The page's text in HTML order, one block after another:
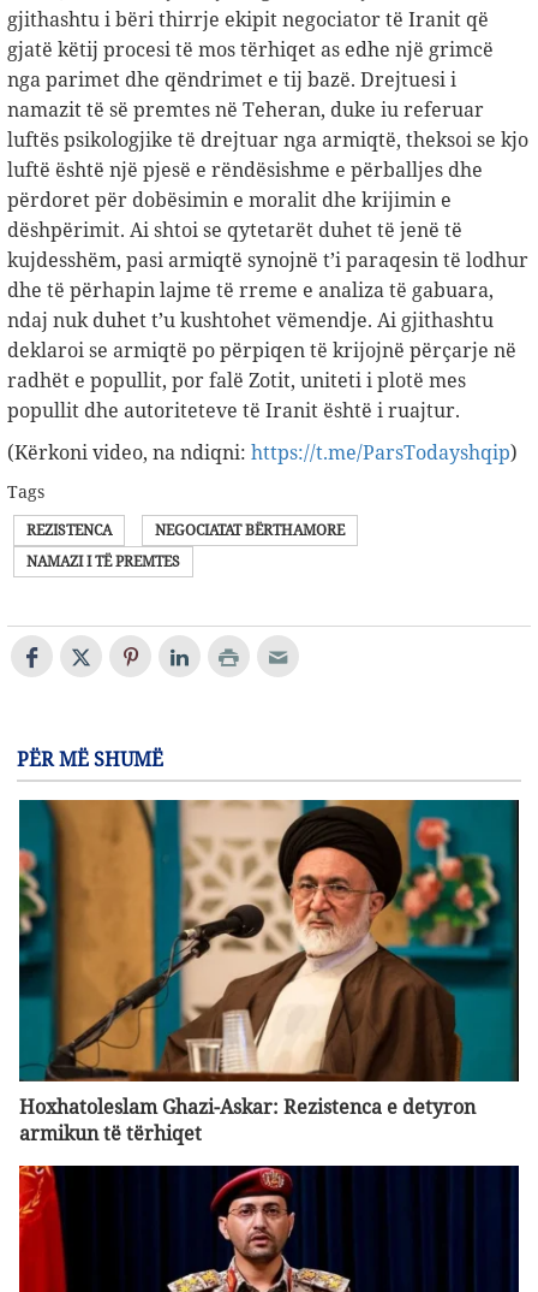
gjithashtu i bëri thirrje ekipit negociator të Iranit që
gjatë këtij procesi të mos tërhiqet as edhe një grimcë
nga parimet dhe qëndrimet e tij bazë. Drejtuesi i
namazit të së premtes në Teheran, duke iu referuar
luftës psikologjike të drejtuar nga armiqtë, theksoi se kjo
luftë është një pjesë e rëndësishme e përballjes dhe
përdoret për dobësimin e moralit dhe krijimin e
dëshpërimit. Ai shtoi se qytetarët duhet të jenë të
kujdesshëm, pasi armiqtë synojnë t’i paraqesin të lodhur
dhe të përhapin lajme të rreme e analiza të gabuara,
ndaj nuk duhet t’u kushtohet vëmendje. Ai gjithashtu
deklaroi se armiqtë po përpiqen të krijojnë përçarje në
radhët e popullit, por falë Zotit, uniteti i plotë mes
popullit dhe autoriteteve të Iranit është i ruajtur.
(Kërkoni video, na ndiqni: https://t.me/ParsTodayshqip)
Tags
REZISTENCA
NEGOCIATAT BËRTHAMORE
NAMAZI I TË PREMTES
PËR MË SHUMË
Hoxhatoleslam Ghazi-Askar: Rezistenca e detyron
armikun të tërhiqet